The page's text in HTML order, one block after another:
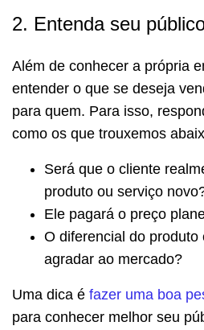
2. Entenda seu
Além de conhecer a própria
entender o que se deseja
para quem. Para isso,
como os que trouxemos
Será que o cliente
produto ou serviço
Ele pagará o preço
O diferencial do produto
agradar ao mercado?
Uma dica é fazer uma boa
para conhecer melhor seu